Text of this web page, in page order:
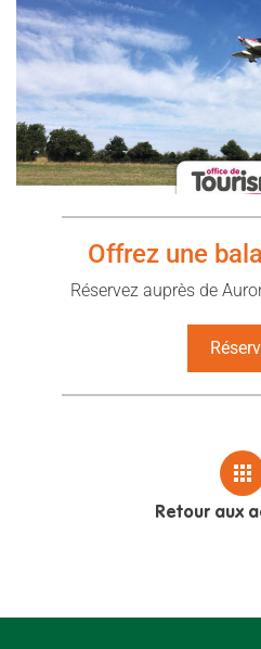
Offrez une
Réservez auprès de
Retour aux